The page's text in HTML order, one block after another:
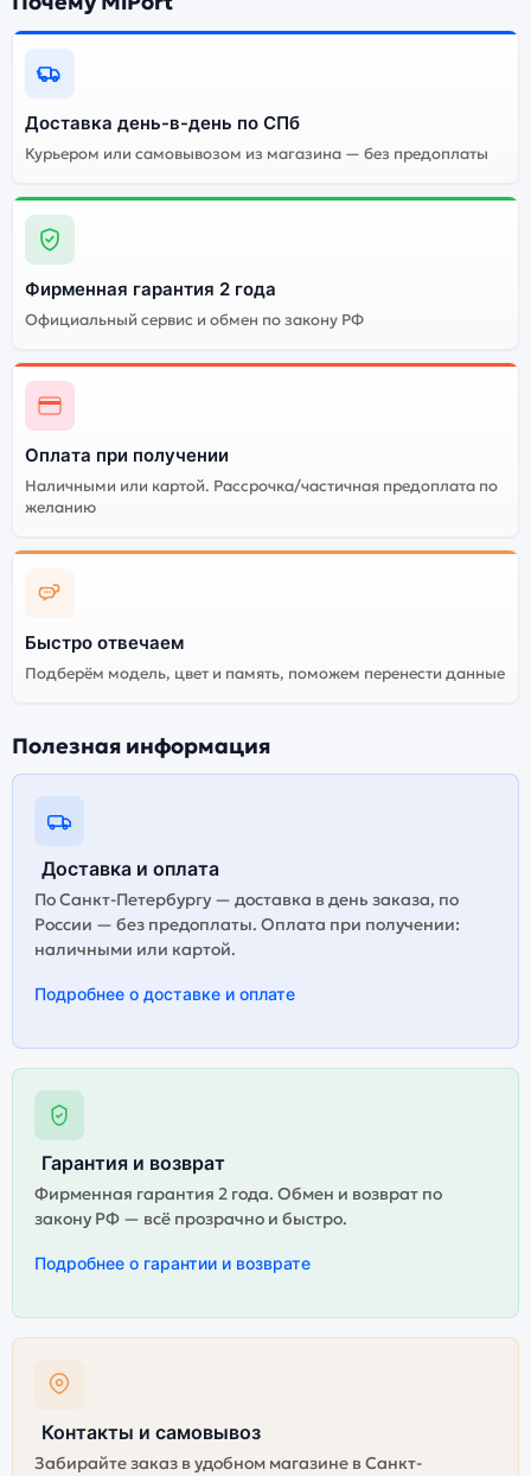
Gray (Серый Космос):
Качественный экран Системная оболочка
цветов и моделей
сборки
1Tb Wi-Fi Space Gray
(Серый Космос)
планшета Apple iPad Air 11 (2024) 1Tb Wi-Fi Space
оригинальной версию — она полностью
адаптирована и поддерживает все сервисы. Не
оригинальная версия может стоить дешевле, но
Доставка день-в-день по СПб
Курьером или самовывозом из магазина — без предоплаты
Фирменная гарантия 2 года
Официальный сервис и обмен по закону РФ
Оплата при получении
Наличными или картой. Рассрочка/частичная предоплата по
желанию
Быстро отвечаем
Подберём модель, цвет и память, поможем перенести данные
Полезная информация
Доставка и оплата
По Санкт-Петербургу — доставка в день заказа, по
России — без предоплаты. Оплата при получении:
наличными или картой.
Подробнее о доставке и оплате
Гарантия и возврат
Фирменная гарантия 2 года. Обмен и возврат по
закону РФ — всё прозрачно и быстро.
Подробнее о гарантии и возврате
Контакты и самовывоз
Забирайте заказ в удобном магазине в Санкт-